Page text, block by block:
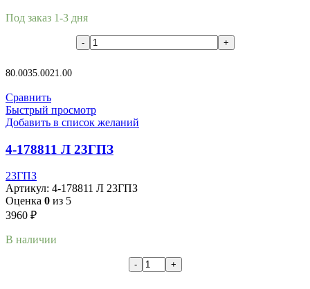
Под заказ 1-3 дня
80.0035.0021.00
Сравнить
Быстрый просмотр
Добавить в список желаний
4-178811 Л 23ГПЗ
23ГПЗ
Артикул: 4-178811 Л 23ГПЗ
Оценка 0 из 5
3960 ₽
В наличии